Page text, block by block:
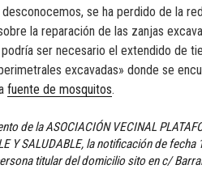
se ha perdido de la
la reparación de las zanjas
ser necesario el extendido de
excavadas» donde se
fuente de mosquitos.
de la ASOCIACIÓN VECINAL
Y SALUDABLE, la notificación de fecha
titular del domicilio sito en c/